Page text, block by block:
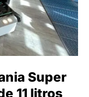
Super
11 litros